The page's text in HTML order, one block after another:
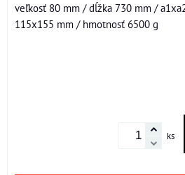
veľkosť 80 mm / dĺžka 730 mm /
115x155 mm / hmotnosť 6500 g
ks